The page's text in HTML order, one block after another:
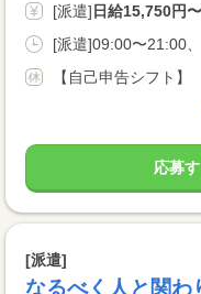
[派遣]日給15,750円
[派遣]09:00〜21:00
応募
[派遣]
なるべく人と関わ